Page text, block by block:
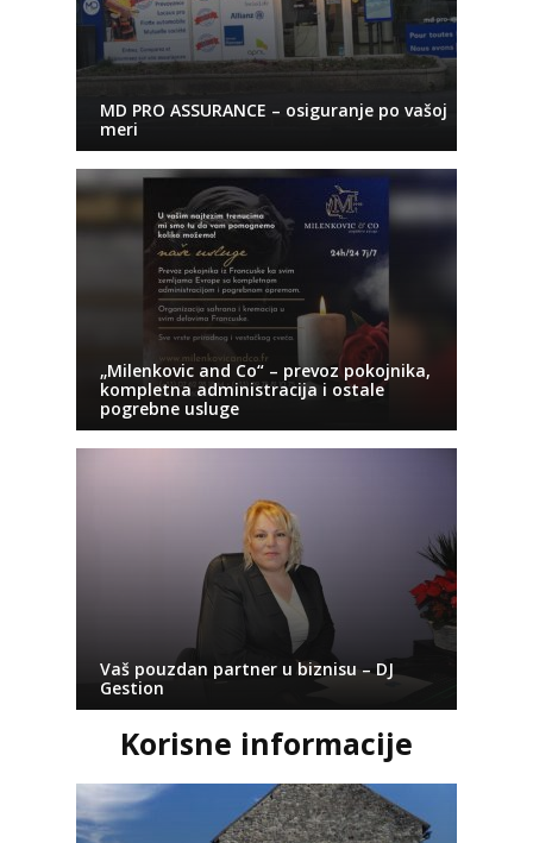
MD PRO ASSURANCE – osiguranje po vašoj
meri
„Milenkovic and Co“ – prevoz pokojnika,
kompletna administracija i ostale
pogrebne usluge
Vaš pouzdan partner u biznisu – DJ
Gestion
Korisne informacije